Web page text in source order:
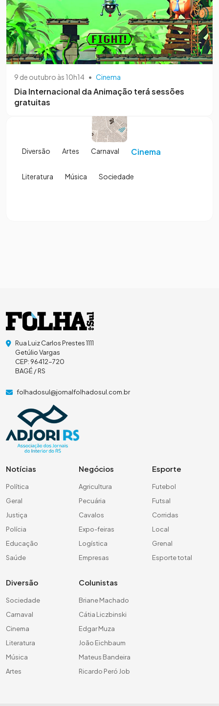
9 de outubro às 10h14 • Cinema
Dia Internacional da Animação terá sessões
gratuitas
Diversão Artes Carnaval Cinema
Literatura Música Sociedade
Rua Luiz Carlos Prestes 1111
Getúlio Vargas
CEP: 96412-720
BAGÉ / RS
folhadosul@jornalfolhadosul.com.br
Notícias
Política
Geral
Justiça
Polícia
Educação
Saúde
Negócios
Agricultura
Pecuária
Cavalos
Expo-feiras
Logística
Empresas
Esporte
Futebol
Futsal
Corridas
Local
Grenal
Esporte total
Diversão
Sociedade
Carnaval
Cinema
Literatura
Música
Artes
Colunistas
Briane Machado
Cátia Liczbinski
Edgar Muza
João Eichbaum
Mateus Bandeira
Ricardo Peró Job